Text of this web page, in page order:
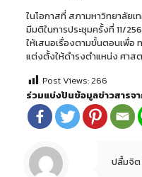
ในโอกาสที่ สภามหาวิทยาลัย
มีมติในการประชุมครั้งที่ 11/
ให้เสนอเรื่องตามขั้นตอนเพื่อ
แต่งตั้งให้ดำรงตำแหน่ง ศาส
Post Views:266
ร่วมแบ่งปันข้อมูลข่าวสารจ
ปลื้มจิต